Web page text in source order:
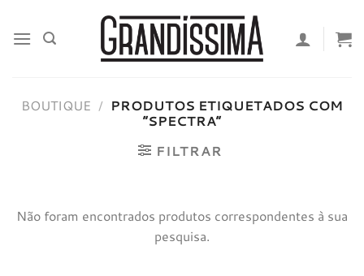
content
BOUTIQUE / PRODUTOS ETIQUETADOS COM
“SPECTRA”
FILTRAR
Não foram encontrados produtos correspondentes à sua
pesquisa.